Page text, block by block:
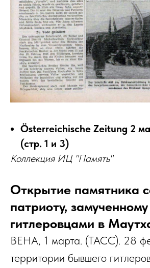
Österreichische Zeitung 2
(стр. 1 и 3)
Коллекция ИЦ "Память"
Открытие памятника
патриоту, замученному
гитлеровцами в
ВЕНА, 1 марта. (ТАСС). 28
территории бывшего